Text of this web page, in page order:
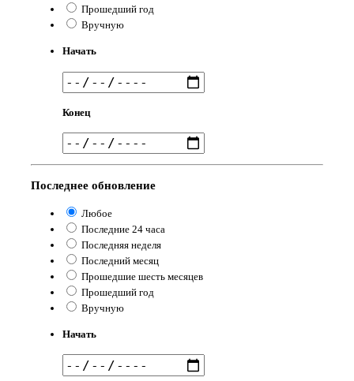
Прошедший год
Вручную
Начать
Конец
Последнее обновление
Любое
Последние 24 часа
Последняя неделя
Последний месяц
Прошедшие шесть месяцев
Прошедший год
Вручную
Начать